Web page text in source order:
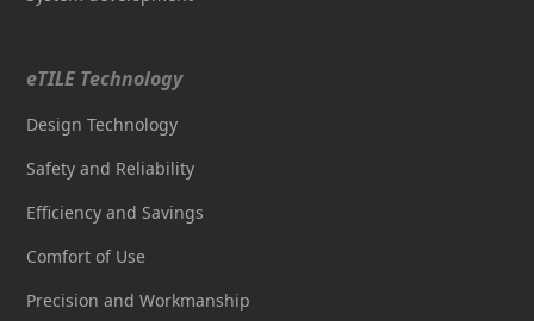
eTILE Technology
Design Technology
Safety and Reliability
Efficiency and Savings
Comfort of Use
Precision and Workmanship